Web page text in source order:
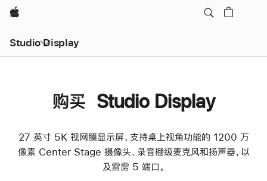
Apple
Studio Display
购买 Studio Display
27 英寸 5K 视网膜显示屏、支持桌上视角功能的 1200 万
像素 Center Stage 摄像头、录音棚级麦克风和扬声器，以
及雷雳 5 端口。